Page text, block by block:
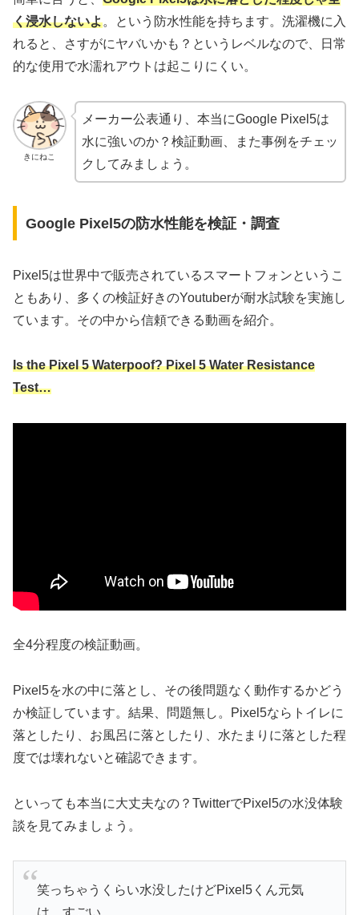
く浸水しないよ。という防水性能を持ちます。洗濯機に入
れると、さすがにヤバいかも？というレベルなので、日常
的な使用で水濡れアウトは起こりにくい。
きにねこ
メーカー公表通り、本当にGoogle Pixel5は
水に強いのか？検証動画、また事例をチェッ
クしてみましょう。
Google Pixel5の防水性能を検証・調査
Pixel5は世界中で販売されているスマートフォンというこ
ともあり、多くの検証好きのYoutuberが耐水試験を実施し
ています。その中から信頼できる動画を紹介。
Is the Pixel 5 Waterpoof? Pixel 5 Water Resistance
Test…
全4分程度の検証動画。
Pixel5を水の中に落とし、その後問題なく動作するかどう
か検証しています。結果、問題無し。Pixel5ならトイレに
落としたり、お風呂に落としたり、水たまりに落とした程
度では壊れないと確認できます。
といっても本当に大丈夫なの？TwitterでPixel5の水没体験
談を見てみましょう。
笑っちゃうくらい水没したけどPixel5くん元気
は すごい